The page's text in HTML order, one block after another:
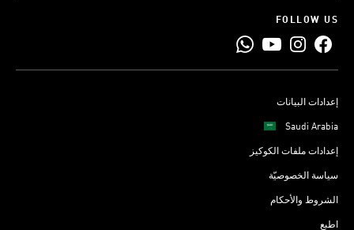
FOLLOW US
إعدادات البيانات
Saudi Arabia
إعدادات ملفات الكوكيز
سياسة الخصوصيّة
الشروط والأحكام
اطبع